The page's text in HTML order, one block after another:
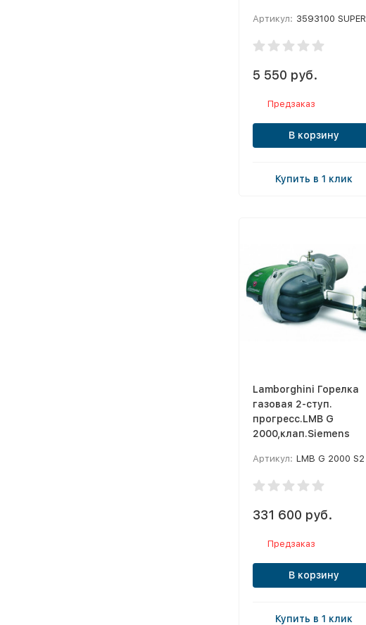
Артикул: 3593100 SUPER EGO
5 550 руб.
Предзаказ
В корзину
Купить в 1 клик
Lamborghini Горелка
газовая 2-ступ.
прогресс.LMB G
2000,клап.Siemens
Артикул: LMB G 2000 S2
331 600 руб.
Предзаказ
В корзину
Купить в 1 клик